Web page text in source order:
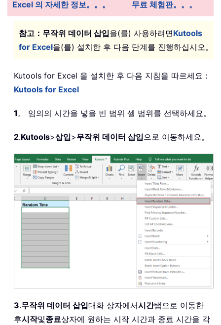
Excel 의 자세한 정보。。。 무료 체험판。。。
참고： 무작위 데이터 삽입을(를) 사용하려면Kutools
for Excel을(를) 설치한 후 다음 단계를 진행하십시오。
Kutools for Excel 을 설치한 후 다음 지침을 따르세요：
Kutools for Excel
1。 임의의 시간을 넣을 빈 범위 셀 범위를 선택하세요。
2.Kutools>삽입>무작위 데이터 삽입으로 이동하세요。
3.무작위 데이터 삽입대화 상자에서시간탭으로 이동한
후시작및종료상자에 원하는 시작 시간과 종료 시간을 각